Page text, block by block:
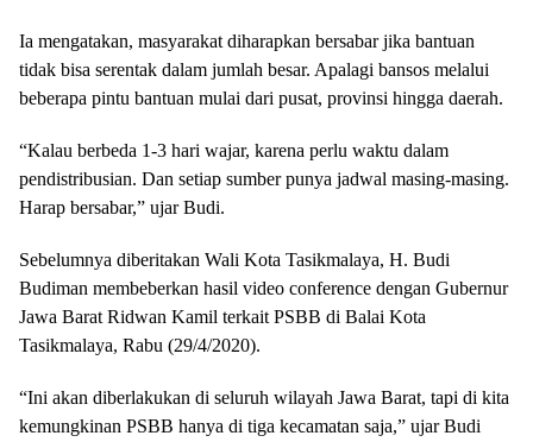
Ia mengatakan, masyarakat diharapkan bersabar jika bantuan
tidak bisa serentak dalam jumlah besar. Apalagi bansos melalui
beberapa pintu bantuan mulai dari pusat, provinsi hingga daerah.
“Kalau berbeda 1-3 hari wajar, karena perlu waktu dalam
pendistribusian. Dan setiap sumber punya jadwal masing-masing.
Harap bersabar,” ujar Budi.
Sebelumnya diberitakan Wali Kota Tasikmalaya, H. Budi
Budiman membeberkan hasil video conference dengan Gubernur
Jawa Barat Ridwan Kamil terkait PSBB di Balai Kota
Tasikmalaya, Rabu (29/4/2020).
“Ini akan diberlakukan di seluruh wilayah Jawa Barat, tapi di kita
kemungkinan PSBB hanya di tiga kecamatan saja,” ujar Budi